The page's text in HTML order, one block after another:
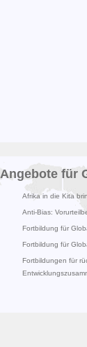
Angebote für
Afrika in die Kita
Anti-Bias:
Fortbildung für
Fortbildung für
Fortbildungen für